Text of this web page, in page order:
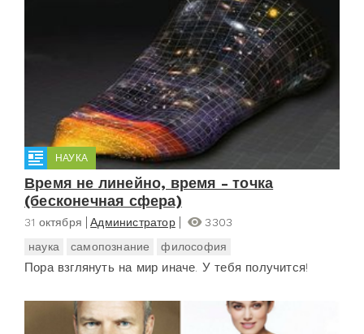
НАУКА
Время не линейно, время - точка
(бесконечная сфера)
31 октября Администратор
3303
наука
самопознание философия
Пора взглянуть на мир иначе. У тебя получится!